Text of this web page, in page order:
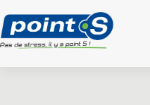
au
contenu